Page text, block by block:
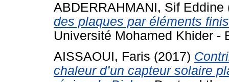
ABDERRAHMANI, Sif Eddine
des plaques par éléments
Université Mohamed Khider -
AISSAOUI, Faris (2017)
chaleur d’un capteur solaire